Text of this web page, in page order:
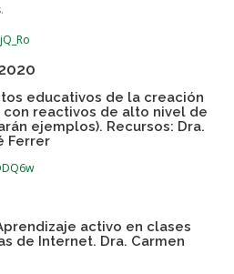
educativos de la creación
reactivos de alto nivel de
ejemplos). Recursos: Dra.
Ferrer
activo en clases
de Internet. Dra. Carmen